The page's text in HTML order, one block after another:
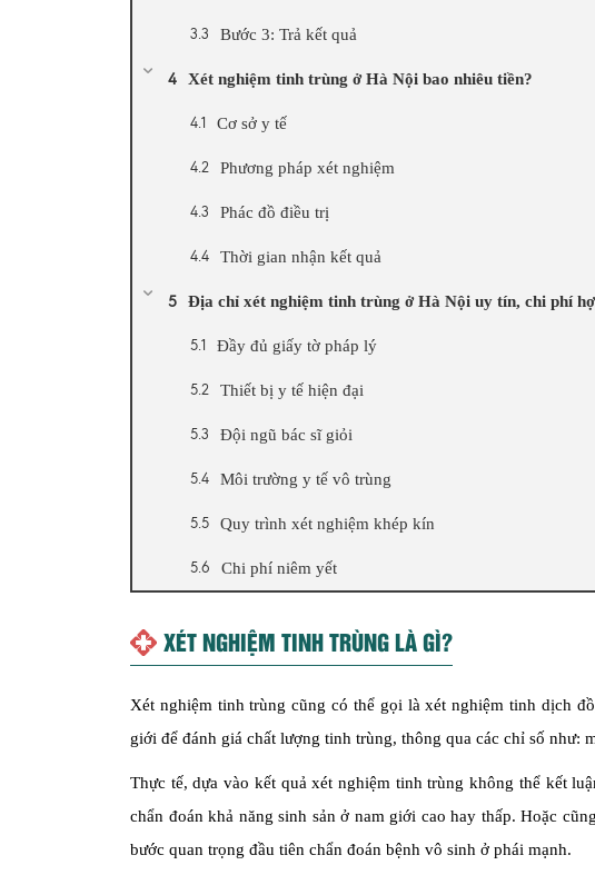
Bước 3: Trả kết quả
Xét nghiệm tinh trùng ở Hà Nội bao nhiêu tiền?
Cơ sở y tế
Phương pháp xét nghiệm
Phác đồ điều trị
Thời gian nhận kết quả
Địa chỉ xét nghiệm tinh trùng ở Hà Nội uy tín, chi phí
Đầy đủ giấy tờ pháp lý
Thiết bị y tế hiện đại
Đội ngũ bác sĩ giỏi
Môi trường y tế vô trùng
Quy trình xét nghiệm khép kín
Chi phí niêm yết
XÉT NGHIỆM TINH TRÙNG LÀ GÌ?
Xét nghiệm tinh trùng cũng có thể gọi là xét nghiệm tinh dịch
giới để đánh giá chất lượng tinh trùng, thông qua các chỉ số như:
Thực tế, dựa vào kết quả xét nghiệm tinh trùng không thể kết
chẩn đoán khả năng sinh sản ở nam giới cao hay thấp. Hoặc
bước quan trọng đầu tiên chẩn đoán bệnh vô sinh ở phái mạnh.